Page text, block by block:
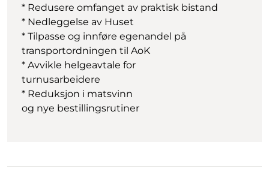
* Redusere omfanget av praktisk bistand
* Nedleggelse av Huset
* Tilpasse og innføre egenandel på
transportordningen til AoK
* Avvikle helgeavtale for
turnusarbeidere
* Reduksjon i matsvinn
og nye bestillingsrutiner